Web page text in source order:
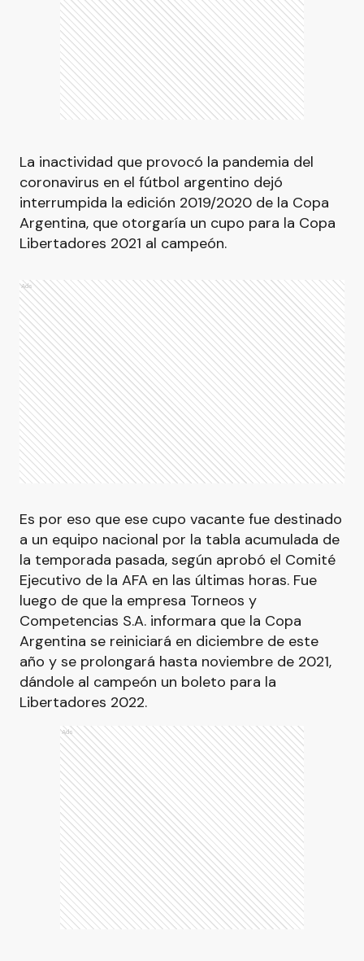
La inactividad que provocó la pandemia del
coronavirus en el fútbol argentino dejó
interrumpida la edición 2019/2020 de la Copa
Argentina, que otorgaría un cupo para la Copa
Libertadores 2021 al campeón.
Ads
Es por eso que ese cupo vacante fue destinado
a un equipo nacional por la tabla acumulada de
la temporada pasada, según aprobó el Comité
Ejecutivo de la AFA en las últimas horas. Fue
luego de que la empresa Torneos y
Competencias S.A. informara que la Copa
Argentina se reiniciará en diciembre de este
año y se prolongará hasta noviembre de 2021,
dándole al campeón un boleto para la
Libertadores 2022.
Ads